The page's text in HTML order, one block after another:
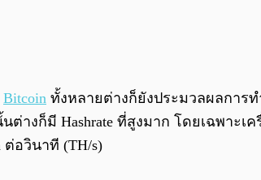
Bitcoin ทั้งหลายต่างก็ยังประมวลผลการท
างก็มี Hashrate ที่สูงมาก โดยเฉพาะเ
ต่อวินาที (TH/s)